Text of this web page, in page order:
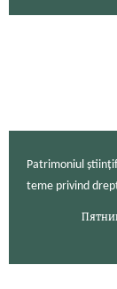
Patrimoniul
teme privind